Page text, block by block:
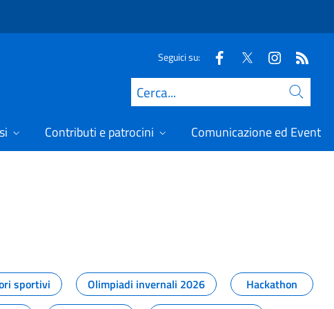
Seguici su:
Cerca
Contributi e patrocini Comunicazione ed Eventi
sportivi Olimpiadi invernali 2026
Hackathon